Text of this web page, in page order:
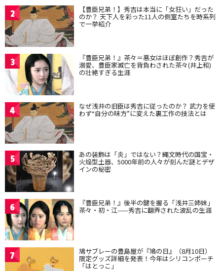
2 【豊臣兄弟！】秀吉は本当に「女狂い」だった
のか？ 天下人を彩った11人の側室たちを時系列
で一挙紹介
3 『豊臣兄弟！』茶々＝悪女はほぼ創作？秀吉が
溺愛、豊臣家滅亡を背負わされた茶々(井上和)
の壮絶すぎる生涯
4 なぜ浅井の旧臣は秀吉に従ったのか？ 武力を使
わず“自分の味方”に変えた裏工作の技法とは
5 あの装飾は「炎」ではない？縄文時代の国宝・
火焔型土器、5000年前の人々が刻んだ謎とデザ
インの秘密
6 『豊臣兄弟！』後半の鍵を握る「浅井三姉妹」
茶々・初・江——秀吉に翻弄された波乱の生涯
7 鳩サブレーの豊島屋が『鳩の日』（8月10日）
限定グッズ詳細を発表！今年はシリコンポーチ
「はとっこ」